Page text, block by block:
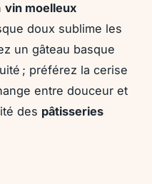
vin moelleux
doux sublime les
un gâteau basque
; préférez la cerise
entre douceur et
des pâtisseries